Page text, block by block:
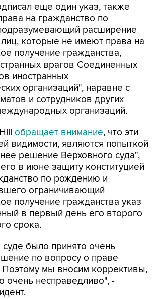
еще один указ, также
на гражданство по
расширение
которые не имеют права на
получение гражданства,
врагов Соединенных
иностранных
организаций", наравне с
и сотрудников других
организаций.
обращает внимание, что эти
видимости, являются попыткой
решение Верховного суда",
в июне защиту конституцией
по рождению и
ограничивающий
получение гражданства указ
в первый день его второго
срока.
было принято очень
по вопросу о праве
Поэтому мы вносим коррективы,
очень несправедливо", -